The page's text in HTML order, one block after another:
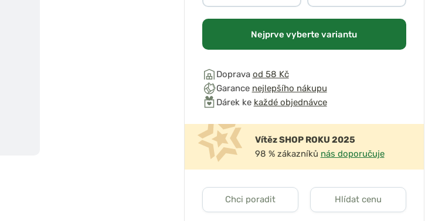
Nejprve vyberte variantu
Doprava od 58 Kč
Garance nejlepšího nákupu
Dárek ke každé objednávce
Vítěz SHOP ROKU 2025
98 % zákazníků nás doporučuje
Chci poradit Hlídat cenu